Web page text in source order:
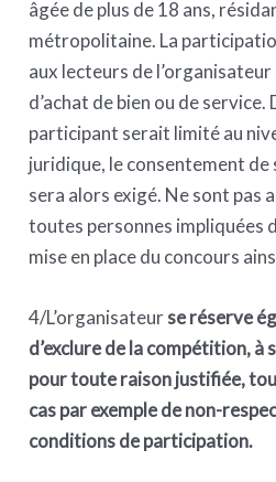
âgée de plus de 18 ans,
métropolitaine. La
aux lecteurs de
d’achat de bien ou de service.
participant serait limité au
juridique, le consentement
sera alors exigé. Ne sont pas
toutes personnes impliquées
mise en place du concours
4/L’organisateurse réserve
d’exclure de la compétition, à
pour toute raison justifiée,
cas par exemple de non-
conditions de participation.